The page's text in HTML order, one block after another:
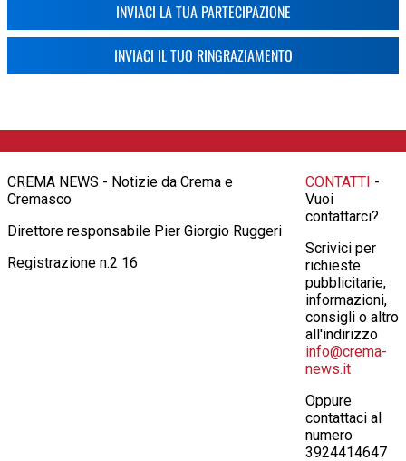
INVIACI LA TUA PARTECIPAZIONE
INVIACI IL TUO RINGRAZIAMENTO
CREMA NEWS - Notizie da Crema e
Cremasco
Direttore responsabile Pier Giorgio Ruggeri
Registrazione n.2 16
CONTATTI -
Vuoi
contattarci?
Scrivici per
richieste
pubblicitarie,
informazioni,
consigli o altro
all'indirizzo
info@crema-
news.it
Oppure
contattaci al
numero
3924414647